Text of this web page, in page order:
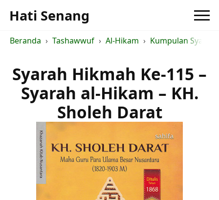
Hati Senang
Beranda Tashawwuf Al-Hikam Kumpulan Syarah
Syarah Hikmah Ke-115 –
Syarah al-Hikam – KH.
Sholeh Darat